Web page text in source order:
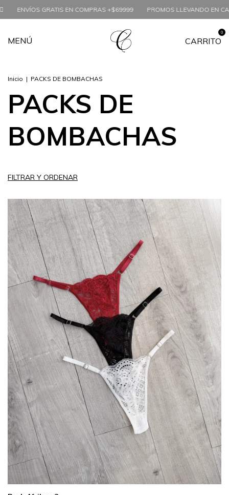
EN COMPRAS +$69999 PROMOS LLEVANDO EN CANTIDAD
MENÚ CARRITO
0
Inicio | PACKS DE BOMBACHAS
PACKS DE
BOMBACHAS
FILTRAR Y ORDENAR